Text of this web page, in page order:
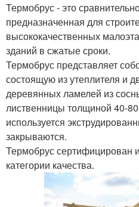
Термобрус - это
предназначенная для
высококачественных
зданий в сжатые сроки.
Термобрус представляет
состоящую из утеплителя и
деревянных ламелей из
лиственницы толщиной 40-
используется
закрываются.
Термобрус сертифицирован
категории качества.